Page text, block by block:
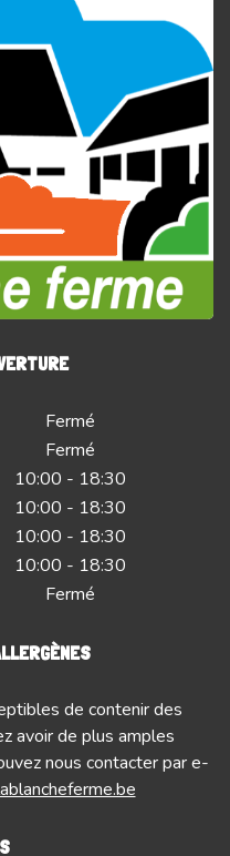
Fermé
Fermé
10:00 - 18:30
10:00 - 18:30
10:00 - 18:30
10:00 - 18:30
Fermé
de contenir des
avoir de plus amples
nous contacter par e-